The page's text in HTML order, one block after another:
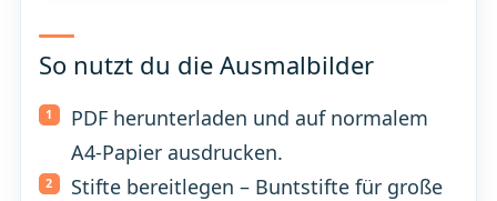
So nutzt du die Ausmalbilder
PDF herunterladen und auf normalem
A4-Papier ausdrucken.
Stifte bereitlegen – Buntstifte für große